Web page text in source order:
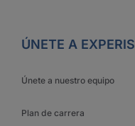
ÚNETE A EXPERIS
Únete a nuestro equipo
Plan de carrera